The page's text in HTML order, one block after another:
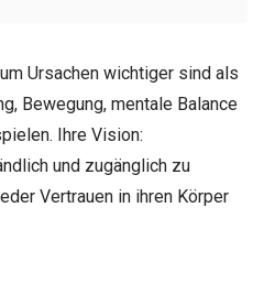
Ursachen wichtiger sind als
Bewegung, mentale Balance
Ihre Vision:
und zugänglich zu
Vertrauen in ihren Körper